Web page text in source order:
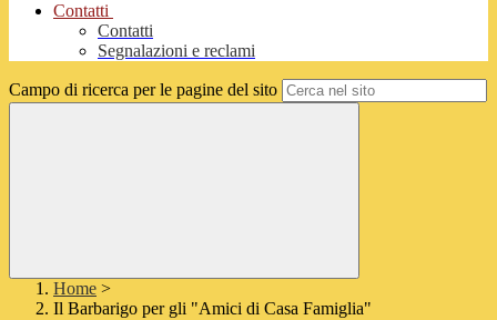
Contatti
Contatti
Segnalazioni e reclami
Campo di ricerca per le pagine del sito
Home >
Il Barbarigo per gli "Amici di Casa Famiglia"